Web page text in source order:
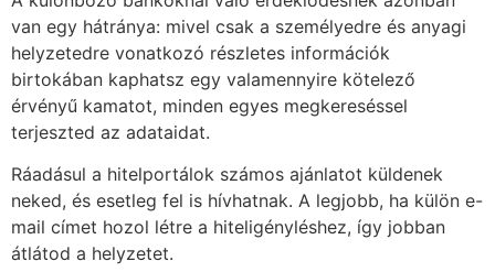
van egy hátránya: mivel csak a személyedre és anyagi
helyzetedre vonatkozó részletes információk
birtokában kaphatsz egy valamennyire kötelező
érvényű kamatot, minden egyes megkereséssel
terjeszted az adataidat.
Ráadásul a hitelportálok számos ajánlatot küldenek
neked, és esetleg fel is hívhatnak. A legjobb, ha külön e-
mail címet hozol létre a hiteligényléshez, így jobban
átlátod a helyzetet.